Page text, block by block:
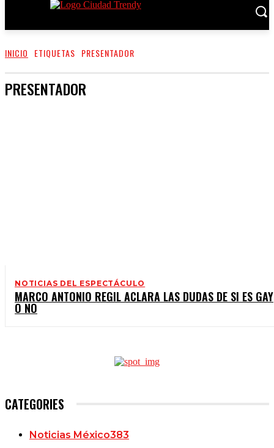
INICIO ETIQUETAS PRESENTADOR
PRESENTADOR
NOTICIAS DEL ESPECTÁCULO
MARCO ANTONIO REGIL ACLARA LAS DUDAS DE SI ES GAY
O NO
CATEGORIES
Noticias México383